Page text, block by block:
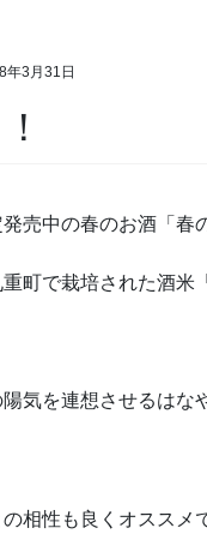
年3月31日
売中の春のお酒「
町で栽培された酒米
気を連想させるは
相性も良くオススメ